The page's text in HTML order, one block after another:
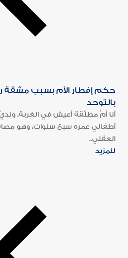
حكم إفطار الأم بسبب مشقة
بالتوحد
أنا أمٌّ مطلَّقة أعيش في الغربة، ولديَّ
أطفالي عمره سبع سنوات، وهو
العقلي..
للمزيد